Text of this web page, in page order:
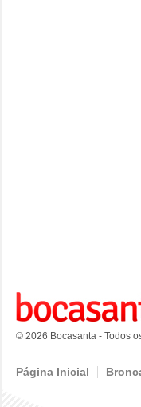
© 2026 Bocasanta - Todos
Página Inicial